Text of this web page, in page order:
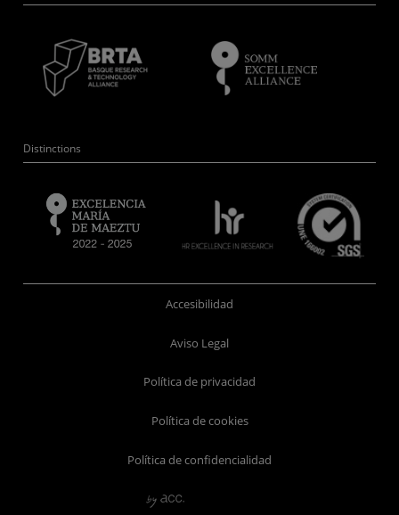
Distinctions
Accesibilidad
Aviso Legal
Política de privacidad
Política de cookies
Política de confidencialidad